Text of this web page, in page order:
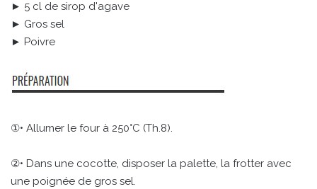
► 5 cl de sirop d'agave
► Gros sel
► Poivre
①• Allumer le four à 250°C (Th.8).
②• Dans une cocotte, disposer la palette, la frotter avec
une poignée de gros sel.